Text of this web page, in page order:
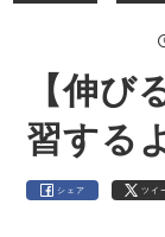
【伸び
習する
シェア ツイ